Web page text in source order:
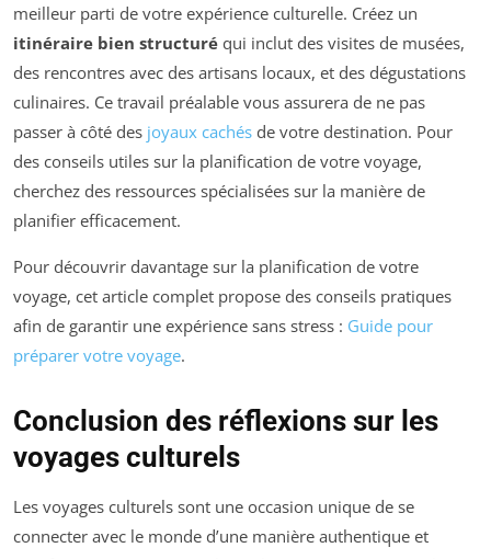
meilleur parti de votre expérience culturelle. Créez un
itinéraire bien structuré qui inclut des visites de musées,
des rencontres avec des artisans locaux, et des dégustations
culinaires. Ce travail préalable vous assurera de ne pas
passer à côté des joyaux cachés de votre destination. Pour
des conseils utiles sur la planification de votre voyage,
cherchez des ressources spécialisées sur la manière de
planifier efficacement.
Pour découvrir davantage sur la planification de votre
voyage, cet article complet propose des conseils pratiques
afin de garantir une expérience sans stress : Guide pour
préparer votre voyage.
Conclusion des réflexions sur les
voyages culturels
Les voyages culturels sont une occasion unique de se
connecter avec le monde d’une manière authentique et